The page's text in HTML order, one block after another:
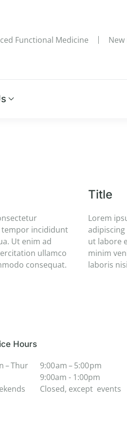
Functional Medicine
tempor incididunt
Ut enim ad
ullamco
consequat.
Title
Lorem
ut labore
minim
laboris
Hours
– Thur
9:00 am – 5:00 pm
9:00am - 1:00pm
Closed, except events